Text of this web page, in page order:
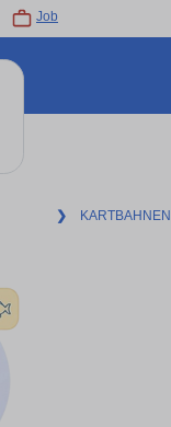
Job
❯ KARTBAHNEN